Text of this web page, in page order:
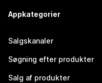
Appkategorier
Salgskanaler
Søgning efter produkter
Salg af produkter